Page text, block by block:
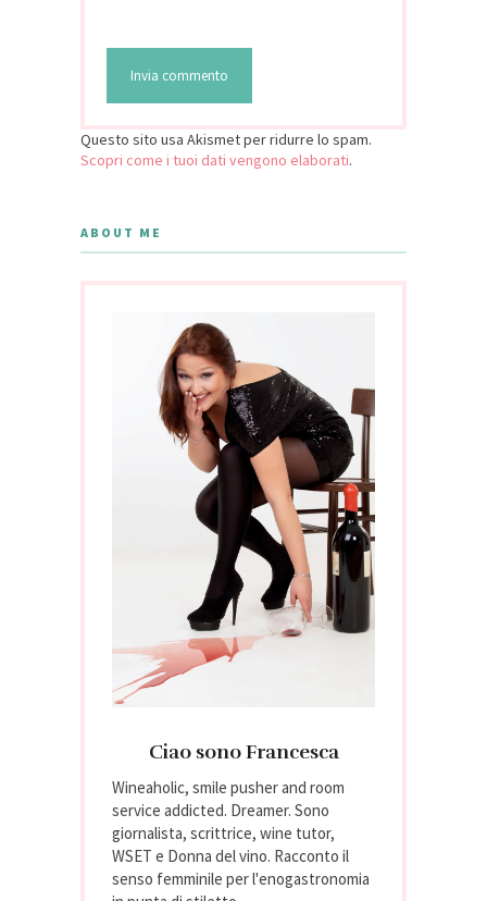
Questo sito usa Akismet per ridurre lo spam.
Scopri come i tuoi dati vengono elaborati.
ABOUT ME
Ciao sono Francesca
Wineaholic, smile pusher and room
service addicted. Dreamer. Sono
giornalista, scrittrice, wine tutor,
WSET e Donna del vino. Racconto il
senso femminile per l'enogastronomia